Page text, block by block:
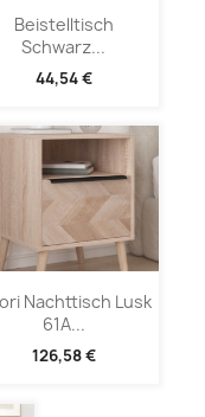
Beistelltisch
Schwarz...
44,54 €
Nachttisch Lusk
61A...
126,58 €